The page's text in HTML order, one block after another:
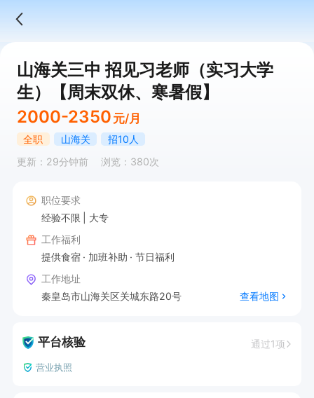
山海关三中 招见习老师（实习大学
生）【周末双休、寒暑假】
2000-2350 元/月
全职 山海关
招10人
更新：29分钟前
浏览：380次
职位要求
经验不限
大专
工作福利
提供食宿
加班补助
节日福利
工作地址
秦皇岛市山海关区关城东路20号
查看地图
平台核验 通过1项
营业执照